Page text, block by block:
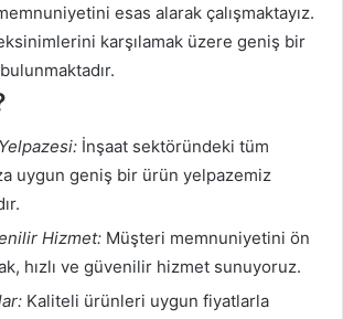
esas alarak çalışmaktayız.
karşılamak üzere geniş bir
İnşaat sektöründeki tüm
uygun geniş bir ürün yelpazemiz
Hizmet: Müşteri memnuniyetini ön
hızlı ve güvenilir hizmet sunuyoruz.
Kaliteli ürünleri uygun fiyatlarla